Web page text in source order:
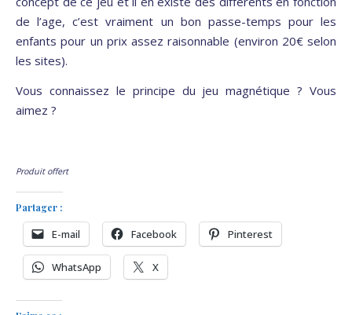
de l’age, c’est vraiment un bon passe-temps pour les
enfants pour un prix assez raisonnable (environ 20€ selon
les sites).
Vous connaissez le principe du jeu magnétique ? Vous
aimez ?
Produit offert
Partager :
E-mail Facebook Pinterest
WhatsApp X